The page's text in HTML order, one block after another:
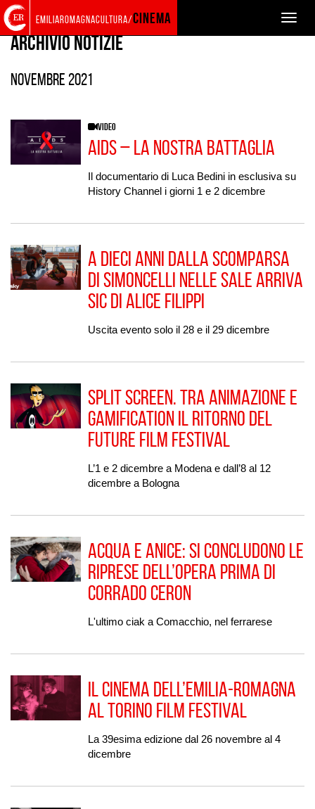
Torna
alla
home
page
Cerca
nel
sito
Salta
ai
contenuti
Salta
al
menu
principale
Toggle
emiliaromagnacultura/cinema
AGENDA E NEWS
Archivio Notizie
novembre 2021
VIDEO
AIDS – La nostra battaglia
Il documentario di Luca Bedini in esclusiva su
History Channel i giorni 1 e 2 dicembre
A dieci anni dalla scomparsa
di Simoncelli nelle sale arriva
SIC di Alice Filippi
Uscita evento solo il 28 e il 29 dicembre
Split Screen. Tra animazione e
gamification il ritorno del
Future film festival
L’1 e 2 dicembre a Modena e dall’8 al 12
dicembre a Bologna
Acqua e Anice: si concludono le
riprese dell’opera prima di
Corrado Ceron
L'ultimo ciak a Comacchio, nel ferrarese
Il cinema dell’Emilia-Romagna
al Torino Film Festival
La 39esima edizione dal 26 novembre al 4
dicembre